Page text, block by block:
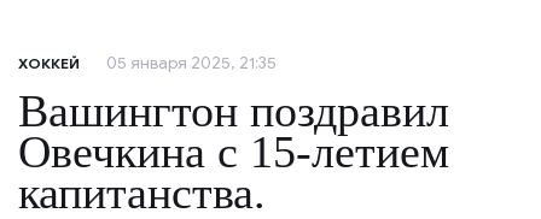
ХОККЕЙ 05 января 2025, 21:35
Вашингтон поздравил
Овечкина с 15-летием
капитанства.